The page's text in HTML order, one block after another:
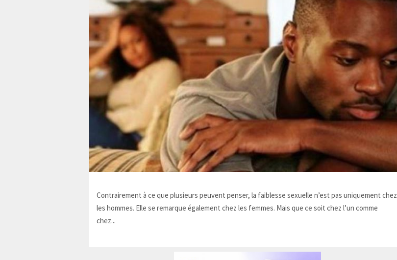
Contrairement à ce que plusieurs peuvent penser, la faiblesse sexuelle n’est pas uniquement chez
les hommes. Elle se remarque également chez les femmes. Mais que ce soit chez l’un comme
chez...